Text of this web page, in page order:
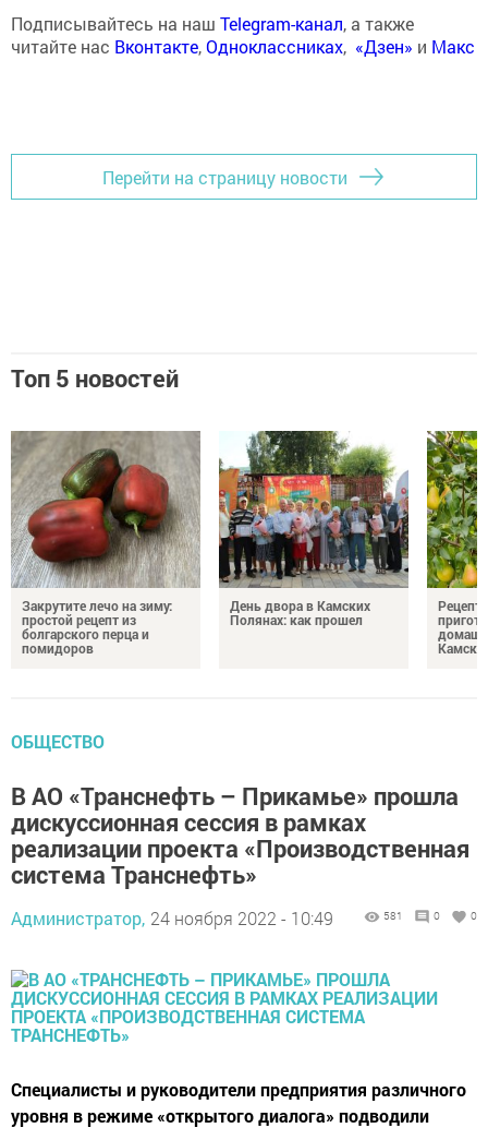
Подписывайтесь на наш Telegram-канал, а также
читайте нас Вконтакте,Одноклассниках, «Дзен» и Макс
Перейти на страницу новости
Топ 5 новостей
Закрутите лечо на зиму:
простой рецепт из
болгарского перца и
помидоров
День двора в Камских
Полянах: как прошел
ОБЩЕСТВО
В АО «Транснефть – Прикамье» прошла
дискуссионная сессия в рамках
реализации проекта «Производственная
система Транснефть»
Администратор, 24 ноября 2022 - 10:49 581 0 0
Специалисты и руководители предприятия различного
уровня в режиме «открытого диалога» подводили